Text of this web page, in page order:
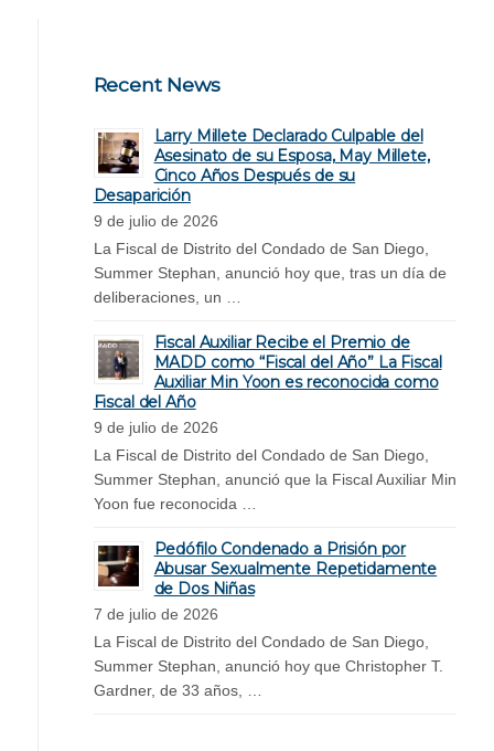
Recent News
Larry Millete Declarado Culpable del
Asesinato de su Esposa, May Millete,
Cinco Años Después de su
Desaparición
9 de julio de 2026
La Fiscal de Distrito del Condado de San Diego,
Summer Stephan, anunció hoy que, tras un día de
deliberaciones, un …
Fiscal Auxiliar Recibe el Premio de
MADD como “Fiscal del Año” La Fiscal
Auxiliar Min Yoon es reconocida como
Fiscal del Año
9 de julio de 2026
La Fiscal de Distrito del Condado de San Diego,
Summer Stephan, anunció que la Fiscal Auxiliar Min
Yoon fue reconocida …
Pedófilo Condenado a Prisión por
Abusar Sexualmente Repetidamente
de Dos Niñas
7 de julio de 2026
La Fiscal de Distrito del Condado de San Diego,
Summer Stephan, anunció hoy que Christopher T.
Gardner, de 33 años, …